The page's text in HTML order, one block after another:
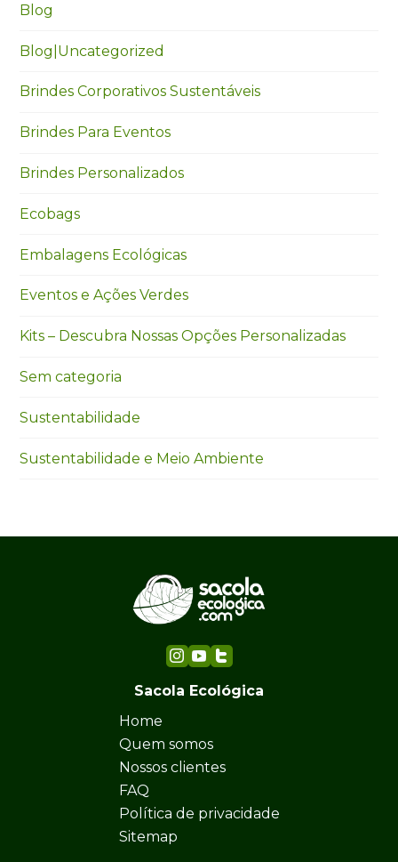
Blog
Blog|Uncategorized
Brindes Corporativos Sustentáveis
Brindes Para Eventos
Brindes Personalizados
Ecobags
Embalagens Ecológicas
Eventos e Ações Verdes
Kits – Descubra Nossas Opções Personalizadas
Sem categoria
Sustentabilidade
Sustentabilidade e Meio Ambiente
Sacola Ecológica
Home
Quem somos
Nossos clientes
FAQ
Política de privacidade
Sitemap